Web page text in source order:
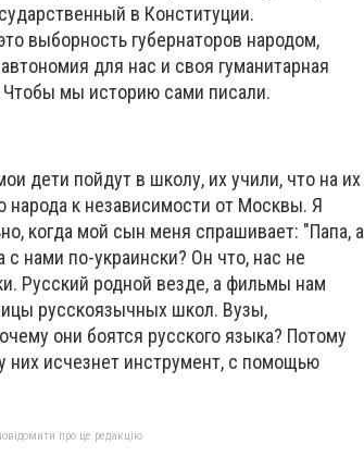
в Конституции.
выборность губернаторов народом,
для нас и своя гуманитарная
мы историю сами писали.
дети пойдут в школу, их учили, что на их
народа к независимости от Москвы. Я
когда мой сын меня спрашивает: "Папа, а
с нами по-украински? Он что, нас не
Русский родной везде, а фильмы нам
русскоязычных школ. Вузы,
они боятся русского языка? Потому
них исчезнет инструмент, с помощью
про це редакцію